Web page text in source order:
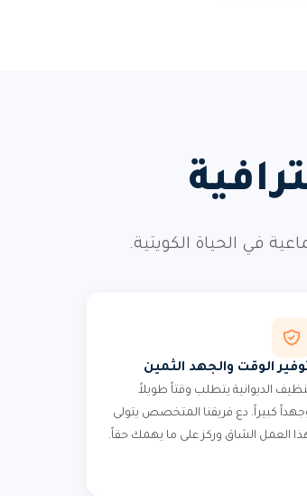
في الحياة الكويتية.
الوقت والجهد الثمين
الديوانية يتطلب وقتاً طويلاً
كبيراً. دع فريقنا المتخصص يتولى
العمل الشاق وركز على ما يهمك حقاً.